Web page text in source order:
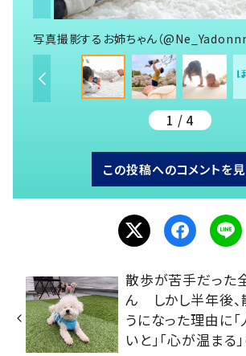
写真撮影するお姉ちゃん（@Ne_Yadonnn
1 / 4
この投稿へのコメントを
散歩が苦手だった
ん しかし半年後、
うになった理由に
いと」「心が温まる